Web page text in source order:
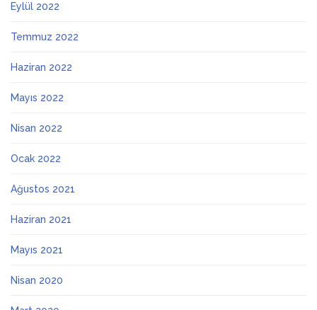
Eylül 2022
Temmuz 2022
Haziran 2022
Mayıs 2022
Nisan 2022
Ocak 2022
Ağustos 2021
Haziran 2021
Mayıs 2021
Nisan 2020